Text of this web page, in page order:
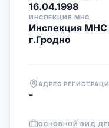
16.04.1998
ИНСПЕКЦИЯ МНС
Инспекция МНС
г.Гродно
АДРЕС
-
ОСНОВНОЙ ВИД